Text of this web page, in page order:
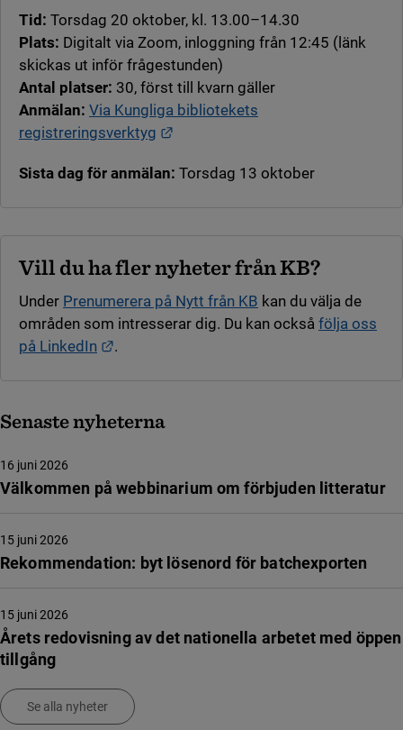
Tid: Torsdag 20 oktober, kl. 13.00–14.30
Plats: Digitalt via Zoom, inloggning från 12:45 (länk
skickas ut inför frågestunden)
Antal platser: 30, först till kvarn gäller
Anmälan: Via Kungliga bibliotekets
registreringsverktyg
Sista dag för anmälan: Torsdag 13 oktober
Vill du ha fler nyheter från KB?
Under Prenumerera på Nytt från KB kan du välja de
områden som intresserar dig. Du kan också följa oss
på LinkedIn
Länk till annan webbplats.
.
Senaste nyheterna
Välkommen på webbinarium om förbjuden litteratur
16 juni 2026
Rekommendation: byt lösenord för batchexporten
15 juni 2026
Årets redovisning av det nationella arbetet med öppen
tillgång
15 juni 2026
Se alla nyheter